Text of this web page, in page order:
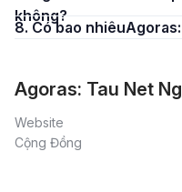
không?
8. Có bao
Agoras: Tau Net
Website
Cộng Đồng